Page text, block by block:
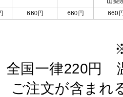
660円 660円 660
国一律220円
ご注文が含ま